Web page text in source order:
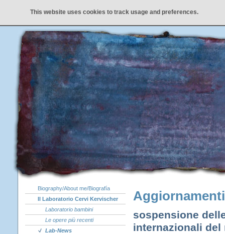
This website uses cookies to track usage and preferences.
Biography/About me/Biografía
Il Laboratorio Cervi Kervischer
Laboratorio bambini
Le opere più recenti
Lab-News
sospensione
internazionali del